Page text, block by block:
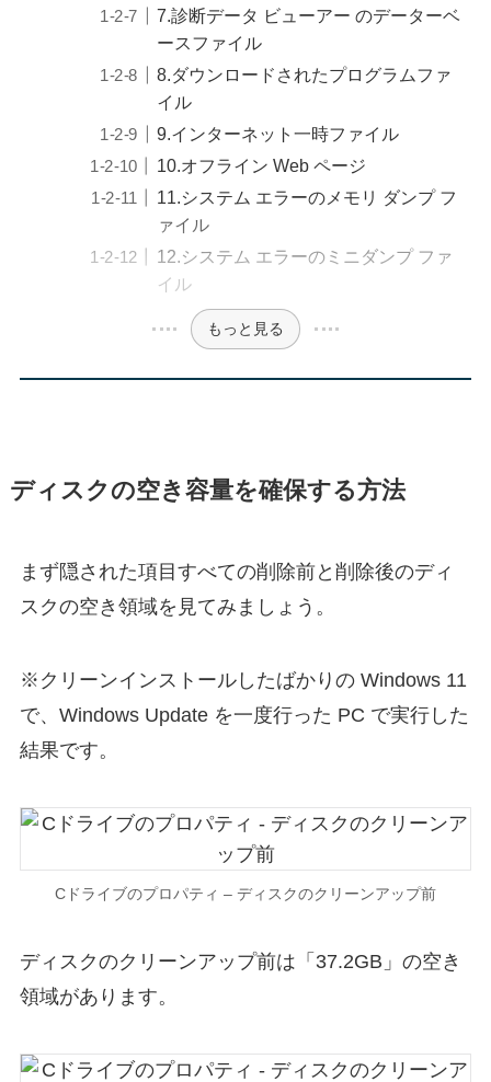
7.診断データ ビューアー のデーターベ
ースファイル
8.ダウンロードされたプログラムファ
イル
9.インターネット一時ファイル
10.オフライン Web ページ
11.システム エラーのメモリ ダンプ フ
ァイル
12.システム エラーのミニダンプ ファ
イル
もっと見る
ディスクの空き容量を確保する方法
まず隠された項目すべての削除前と削除後のディ
スクの空き領域を見てみましょう。
※クリーンインストールしたばかりの Windows 11
で、Windows Update を一度行った PC で実行した
結果です。
Cドライブのプロパティ – ディスクのクリーンアップ前
ディスクのクリーンアップ前は「37.2GB」の空き
領域があります。